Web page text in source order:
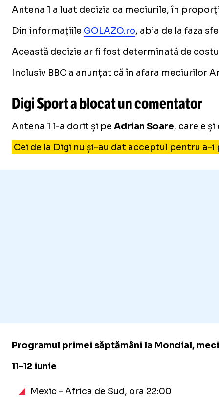
Antena 1 a luat decizia ca meciurile, în
Din informațiile GOLAZO.ro, abia de la faza
Această decizie ar fi fost determinată de
Inclusiv BBC a anunțat că în afara meciurilor
Digi Sport a blocat un comentator
Antena 1 l-a dorit și pe Adrian Soare, care e
Cei de la Digi nu și-au dat acceptul pentru
Programul primei săptămâni la Mondial,
11-12 iunie
Mexic - Africa de Sud, ora 22:00